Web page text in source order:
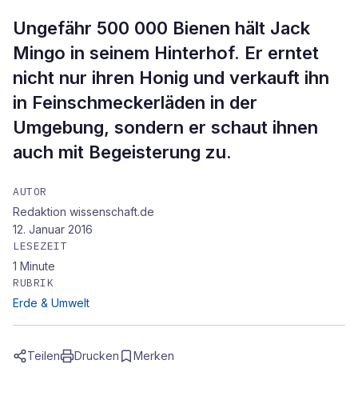
Ungefähr 500 000 Bienen hält Jack
Mingo in seinem Hinterhof. Er erntet
nicht nur ihren Honig und verkauft ihn
in Feinschmeckerläden in der
Umgebung, sondern er schaut ihnen
auch mit Begeisterung zu.
AUTOR
Redaktion wissenschaft.de
12. Januar 2016
LESEZEIT
1 Minute
RUBRIK
Erde & Umwelt
Teilen Drucken Merken